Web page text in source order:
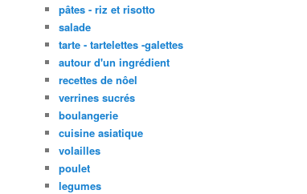
pâtes - riz et risotto
salade
tarte - tartelettes -galettes
autour d'un ingrédient
recettes de nôel
verrines sucrés
boulangerie
cuisine asiatique
volailles
poulet
legumes